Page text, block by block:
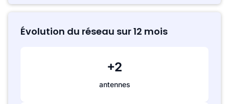
Évolution du réseau sur 12 mois
+2
antennes